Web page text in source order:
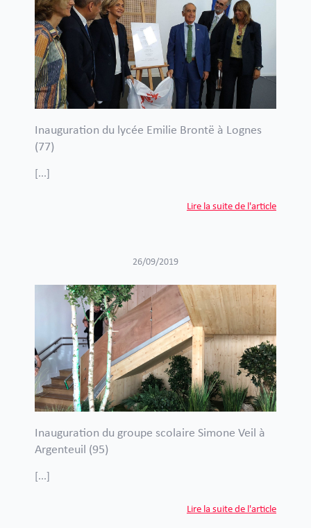
Inauguration du lycée Emilie Brontë à Lognes
(77)
[...]
Lire la suite de l'article
26/09/2019
Inauguration du groupe scolaire Simone Veil à
Argenteuil (95)
[...]
Lire la suite de l'article